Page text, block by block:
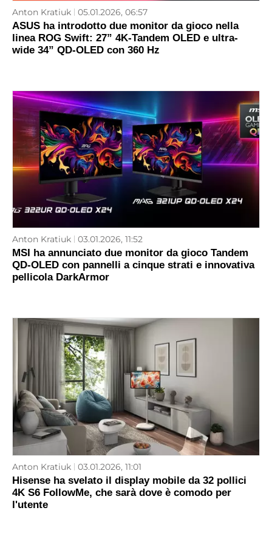
Anton Kratiuk 05.01.2026, 06:57
ASUS ha introdotto due monitor da gioco nella
linea ROG Swift: 27” 4K-Tandem OLED e ultra-
wide 34” QD-OLED con 360 Hz
Anton Kratiuk 03.01.2026, 11:52
MSI ha annunciato due monitor da gioco Tandem
QD-OLED con pannelli a cinque strati e innovativa
pellicola DarkArmor
Anton Kratiuk 03.01.2026, 11:01
Hisense ha svelato il display mobile da 32 pollici
4K S6 FollowMe, che sarà dove è comodo per
l'utente